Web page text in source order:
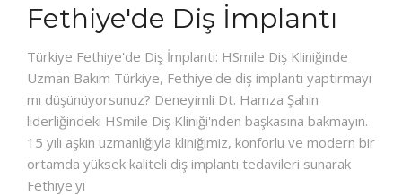
Fethiye'de Diş İmplantı
Türkiye Fethiye'de Diş İmplantı: HSmile Diş Kliniğinde
Uzman Bakım Türkiye, Fethiye'de diş implantı yaptırmayı
mı düşünüyorsunuz? Deneyimli Dt. Hamza Şahin
liderliğindeki HSmile Diş Kliniği'nden başkasına bakmayın.
15 yılı aşkın uzmanlığıyla kliniğimiz, konforlu ve modern bir
ortamda yüksek kaliteli diş implantı tedavileri sunarak
Fethiye'yi